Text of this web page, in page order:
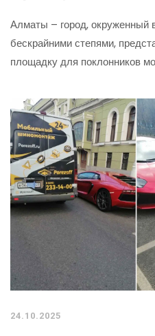
Алматы – город, окруженный
бескрайними степями,
площадку для поклонников
24.10.2025